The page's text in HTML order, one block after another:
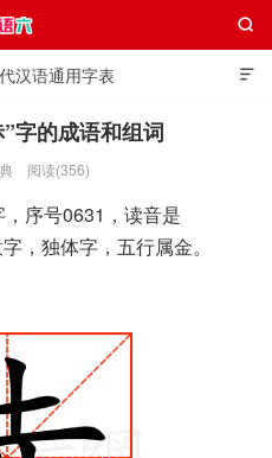

汉语通用字表
字大全 极简英语词典

字的成语和组词
阅读(356)
序号0631，读音是
，独体字，五行属金。